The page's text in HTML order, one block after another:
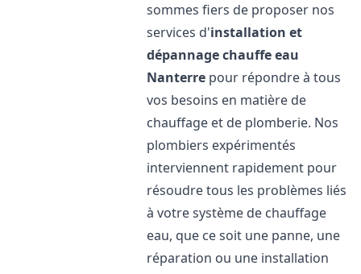
sommes fiers de proposer nos
services d'installation et
dépannage chauffe eau
Nanterre pour répondre à tous
vos besoins en matière de
chauffage et de plomberie. Nos
plombiers expérimentés
interviennent rapidement pour
résoudre tous les problèmes liés
à votre système de chauffage
eau, que ce soit une panne, une
réparation ou une installation